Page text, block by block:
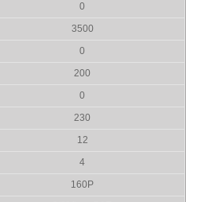
0
3500
0
200
0
230
12
4
160P